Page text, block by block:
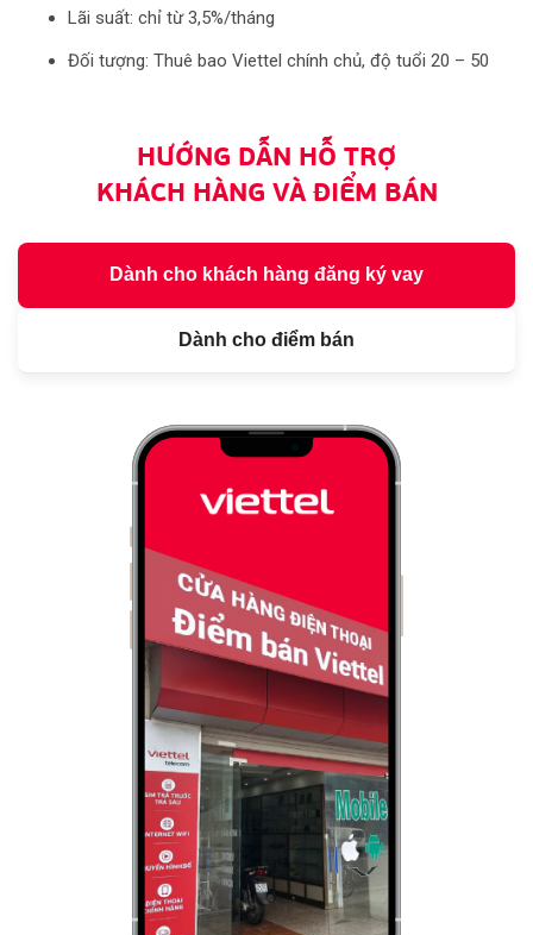
Lãi suất: chỉ từ 3,5%/tháng
Đối tượng: Thuê bao Viettel chính chủ, độ tuổi 20 – 50
HƯỚNG DẪN HỖ TRỢ
KHÁCH HÀNG VÀ ĐIỂM BÁN
Dành cho khách hàng đăng ký vay
Dành cho điểm bán